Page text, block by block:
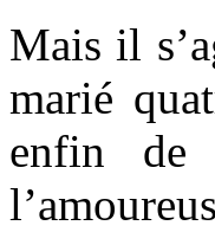
Mais il
marié
enfin de